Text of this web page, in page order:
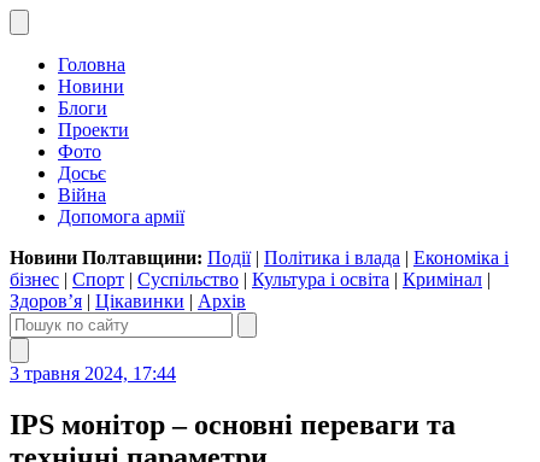
Головна
Новини
Блоги
Проекти
Фото
Досьє
Війна
Допомога армії
Новини Полтавщини: Події| Політика і влада | Економіка і
бізнес | Спорт | Суспільство | Культура і освіта | Кримінал |
Здоров’я | Цікавинки | Архів
3 травня 2024, 17:44
IPS монітор – основні переваги та